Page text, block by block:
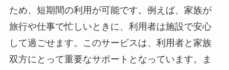
ため、短期間の利用が可能です。例えば、家族が
旅行や仕事で忙しいときに、利用者は施設で安心
して過ごせます。このサービスは、利用者と家族
双方にとって重要なサポートとなっています。ま